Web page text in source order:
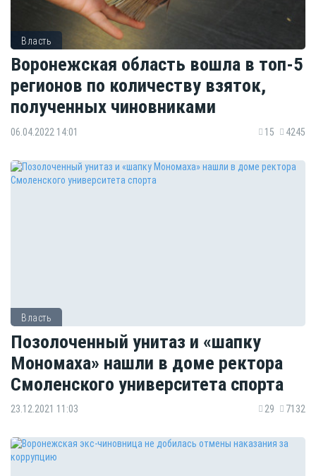
Власть
Воронежская область вошла в топ-5
регионов по количеству взяток,
полученных чиновниками
06.04.2022 14:01 15 4245
Власть
Позолоченный унитаз и «шапку
Мономаха» нашли в доме ректора
Смоленского университета спорта
23.12.2021 11:03 29 7132